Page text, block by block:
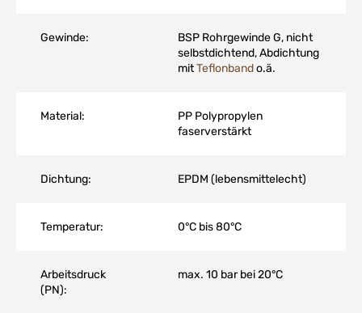
Gewinde:
BSP Rohrgewinde G, nicht
selbstdichtend, Abdichtung
mitTeflonbando.ä.
Material:
PP Polypropylen
faserverstärkt
Dichtung: EPDM (lebensmittelecht)
Temperatur: 0°C bis 80°C
Arbeitsdruck
(PN):
max. 10 bar bei 20°C